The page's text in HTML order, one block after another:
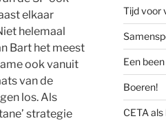
elkaar
helemaal
Bart het meest
ook vanuit
van de
los. Als
strategie
Tijd voor
Een
Boeren!
CETA